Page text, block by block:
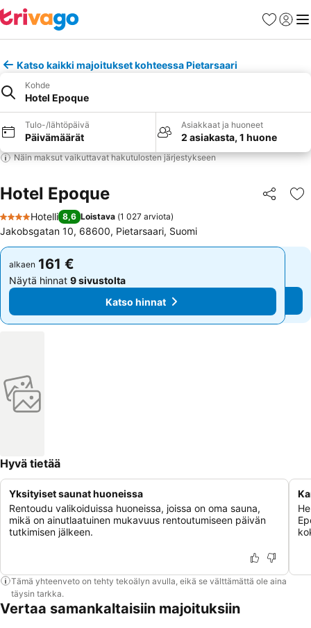
Suosikit
Katso kaikki majoitukset kohteessa Pietarsaari
Kohde
Hotel Epoque
Tulo-/lähtöpäivä
Päivämäärät
Asiakkaat ja huoneet
2 asiakasta, 1 huone
Näin maksut vaikuttavat hakutulosten järjestykseen
Hotel Epoque Jaa
4 Tähtiluokitus
Hotelli 8,6 Loistava (1 027 arviota)
Jakobsgatan 10, 68600, Pietarsaari, Suomi
alkaen 161 €
Näytä hinnat 9 sivustolta
Katso hinnat
alkaen 161 €
Näytä hinnat 9 sivustolta
Katso hinnat
Hyvä tietää
Yksityiset saunat huoneissa
Rentoudu valikoiduissa huoneissa, joissa on oma sauna,
mikä on ainutlaatuinen mukavuus rentoutumiseen päivän
tutkimisen jälkeen.
Tämä yhteenveto on tehty tekoälyn avulla, eikä se välttämättä ole aina
täysin tarkka.
Vertaa samankaltaisiin majoituksiin